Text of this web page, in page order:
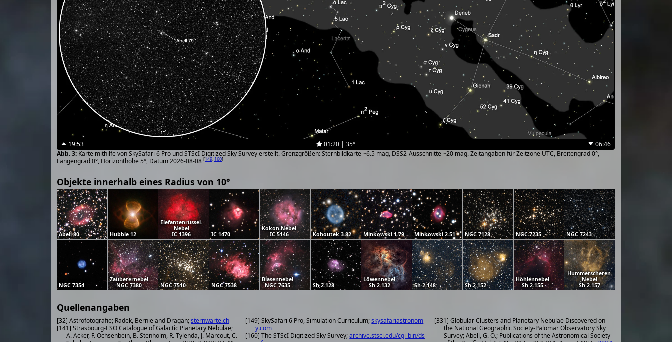
19:53 01:20 | 35°
06:46
Karte mithilfe von SkySafari 6 Pro und STScI Digitized Sky Survey erstellt. Grenzgrößen: Sternbildkarte ~6.5 mag, DSS2-Ausschnitte ~20 mag. Zeitangaben für Zeitzone UTC, Breitengrad 0°,
Längengrad 0°, Horizonthöhe 5°, Datum 2026-08-08 [149, 160]
Objekte innerhalb eines Radius von 10°
Abell 80 Hubble 12
Elefantenrüssel-
Nebel
IC 1396
IC 1470
Kokon-Nebel
IC 5146
Kohoutek 3-82 Minkowski 1-79 Minkowski 2-51 NGC 7128 NGC 7235 NGC 7243
NGC 7354
Zauberernebel
NGC 7380
NGC 7510 NGC 7538
Blasennebel
NGC 7635
Sh 2-128
Löwennebel
Sh 2-132
Sh 2-148 Sh 2-152
Höhlennebel
Sh 2-155
Hummerscheren-
Nebel
Sh 2-157
Quellenangaben
[32] Astrofotografie; Radek, Bernie and Dragan;sternwarte.ch
[141] Strasbourg-ESO Catalogue of Galactic Planetary Nebulae;
A. Acker, F. Ochsenbein, B. Stenholm, R. Tylenda, J. Marcout, C.
[149] SkySafari 6 Pro, Simulation Curriculum;skysafariastronom
y.com
[160] The STScI Digitized Sky Survey;archive.stsci.edu/cgi-bin/ds
[331] Globular Clusters and Planetary Nebulae Discovered on
the National Geographic Society-Palomar Observatory Sky
Survey; Abell, G. O.; Publications of the Astronomical Society